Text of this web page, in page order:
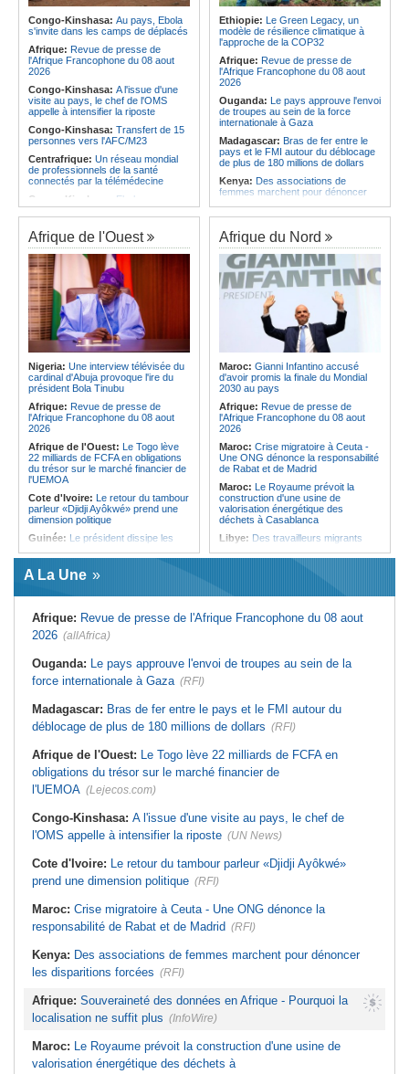
Sénégal craque au 3e quart-temps
et s'incline face à la Tunisie (44-43)
Afrique du Nord:Santé - La
Tunisie troisième pays arabe et 49e
au monde
Angola:La nouvelle loi renforce la
protection des institutions contre les
cyberattaques, selon Mário Oliveira
Angola:Le pays criminalise la
diffusion de fausses informations
sur Internet
Congo-Kinshasa: Au pays, Ebola
s'invite dans les camps de déplacés
Afrique: Revue de presse de
l'Afrique Francophone du 08 aout
2026
Congo-Kinshasa: A l'issue d'une
visite au pays, le chef de l'OMS
appelle à intensifier la riposte
Congo-Kinshasa: Transfert de 15
personnes vers l'AFC/M23
Centrafrique: Un réseau mondial
de professionnels de la santé
connectés par la télémédecine
Congo-Kinshasa: Ebola au pays -
Africa CDC mise sur les
communautés
Afrique Centrale:L'explosion de la
demande de viande de brousse
extermine la faune sauvage
Congo-Kinshasa:Après l'accord
avec une branche des FDLR, les
zones d'ombre persistent
Centrafrique: Un gendarme détenu
par le groupe armé AAKG retrouve
la liberté
Rome et Kigali discutent
d'une possible externalisation au
pays des procédures d'asile à
destination de l'Italie
Ethiopie: Le Green Legacy, un
modèle de résilience climatique à
l'approche de la COP32
Afrique: Revue de presse de
l'Afrique Francophone du 08 aout
2026
Ouganda: Le pays approuve l'envoi
de troupes au sein de la force
internationale à Gaza
Madagascar: Bras de fer entre le
pays et le FMI autour du déblocage
de plus de 180 millions de dollars
Kenya: Des associations de
femmes marchent pour dénoncer
Afrique:La CEA renforce les
capacités des parlementaires de
l'Afrique de l'Est
Congo-Kinshasa:
Après l'accord
avec une branche des FDLR, les
zones d'ombre persistent
Sud-Soudan:
Le pays à la croisée
des chemins, alerte l'ONU
Rwanda:Rome et Kigali discutent
d'une possible externalisation au
pays des procédures d'asile à
destination de l'Italie
Somalie:Le camp de Galkayo
frappé par une violente attaque des
Forces du Puntland
Afrique de l'Ouest
Nigeria: Une interview télévisée du
cardinal d'Abuja provoque l'ire du
président Bola Tinubu
Afrique: Revue de presse de
l'Afrique Francophone du 08 aout
2026
Afrique de l'Ouest: Le Togo lève
22 milliards de FCFA en obligations
du trésor sur le marché financier de
l'UEMOA
Cote d'Ivoire: Le retour du tambour
parleur «Djidji Ayôkwé» prend une
dimension politique
Guinée: Le président dissipe les
santé dans un message publié sur X
Afrique:Etats généraux de
rupture
Sénégal:Élections locales au pays
- Les retards du calendrier
alimentent les soupçons d'un report
Mali:
10 ressortissants chinois ont
été arrêtés pour l'ouverture d'un
casino clandestin
l'Afrique francophone du 07 août
2026
mortalité maternelle - La SOGOB
forme les sages-femmes à la
prévention de l'hémorragie du post-
partum
Afrique du Nord
Maroc: Gianni Infantino accusé
d'avoir promis la finale du Mondial
2030 au pays
Afrique: Revue de presse de
l'Afrique Francophone du 08 aout
2026
Maroc: Crise migratoire à Ceuta -
Une ONG dénonce la responsabilité
de Rabat et de Madrid
Maroc: Le Royaume prévoit la
construction d'une usine de
valorisation énergétique des
déchets à Casablanca
Libye: Des travailleurs migrants
agents de sécurité, selon des
huit nations qualifiés pour les quarts
de finale
Maroc:Au-délà du communiqué -
de Sebta
Afrique:
AfroBasket U18 (F) - Le
Sénégal craque au 3e quart-temps
Tunisie:Basket - Eliminatoires
mondial Qatar 2027 - Second tour -
A La Une
Afrique: Revue de presse de l'Afrique Francophone du 08 aout
2026 (allAfrica)
Ouganda: Le pays approuve l'envoi de troupes au sein de la
force internationale à Gaza (RFI)
Madagascar: Bras de fer entre le pays et le FMI autour du
déblocage de plus de 180 millions de dollars (RFI)
Afrique de l'Ouest: Le Togo lève 22 milliards de FCFA en
obligations du trésor sur le marché financier de
l'UEMOA (Lejecos.com)
Congo-Kinshasa: A l'issue d'une visite au pays, le chef de
l'OMS appelle à intensifier la riposte (UN News)
Cote d'Ivoire: Le retour du tambour parleur «Djidji Ayôkwé»
prend une dimension politique (RFI)
Maroc: Crise migratoire à Ceuta - Une ONG dénonce la
responsabilité de Rabat et de Madrid (RFI)
Kenya: Des associations de femmes marchent pour dénoncer
les disparitions forcées (RFI)
Afrique: Souveraineté des données en Afrique - Pourquoi la
localisation ne suffit plus (InfoWire)
Maroc: Le Royaume prévoit la construction d'une usine de
valorisation énergétique des déchets à